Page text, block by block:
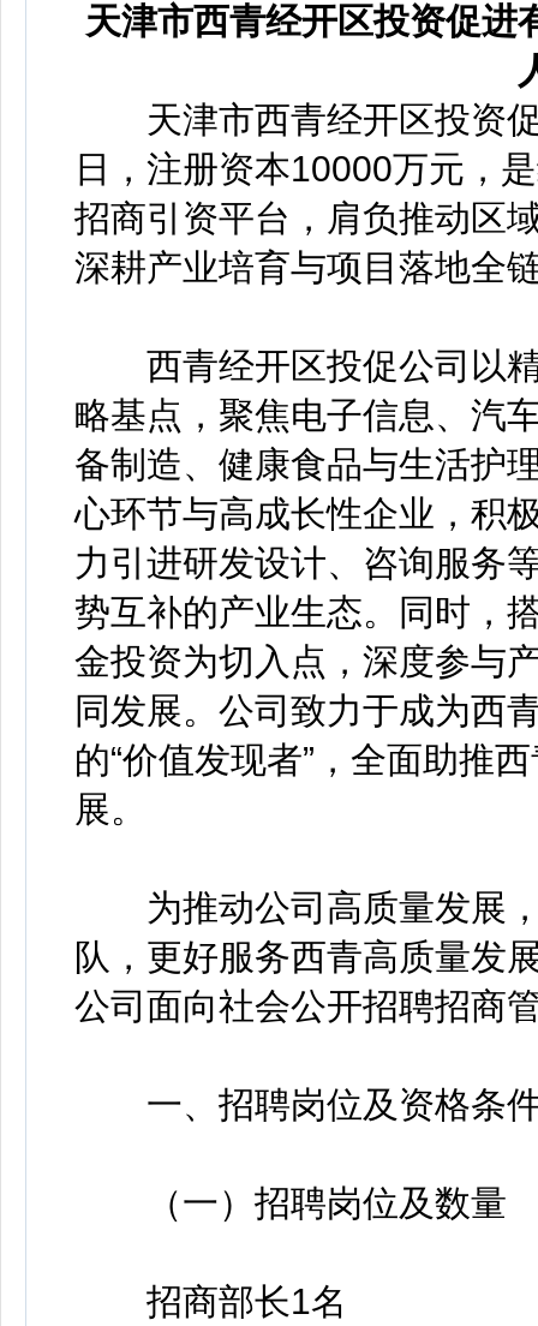
天津市西青经开区投资促进
天津市西青经开区投资促
日，注册资本10000万元，
招商引资平台，肩负推动区
深耕产业培育与项目落地全
西青经开区投促公司以精
略基点，聚焦电子信息、汽
备制造、健康食品与生活护
心环节与高成长性企业，积
力引进研发设计、咨询服务
势互补的产业生态。同时，
金投资为切入点，深度参与
同发展。公司致力于成为西
的“价值发现者”，全面助推
展。
为推动公司高质量发展，
队，更好服务西青高质量发
公司面向社会公开招聘招商
一、招聘岗位及资格条
（一）招聘岗位及数量
招商部长1名